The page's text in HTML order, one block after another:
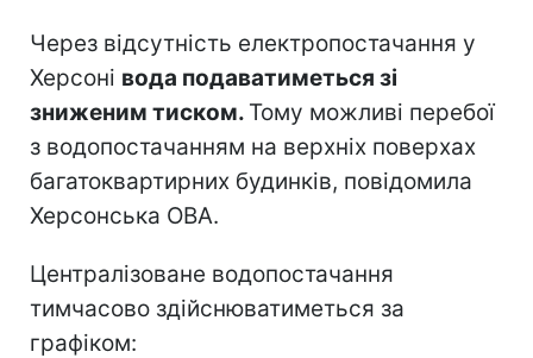
Через відсутність електропостачання у
Херсоні вода подаватиметься зі
зниженим тиском. Тому можливі перебої
з водопостачанням на верхніх поверхах
багатоквартирних будинків, повідомила
Херсонська ОВА.
Централізоване водопостачання
тимчасово здійснюватиметься за
графіком: